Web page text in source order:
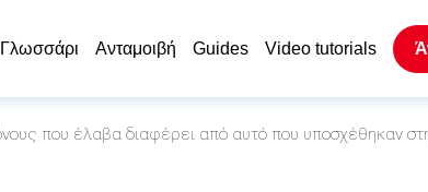
Γλωσσάρι Ανταμοιβή Guides Video tutorials
που έλαβα διαφέρει από αυτό που υποσχέθηκαν